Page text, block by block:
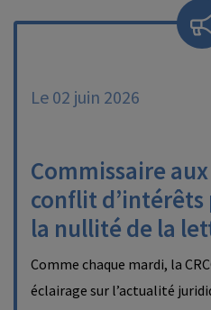
Le 02 juin 2026
Commissaire
conflit
la nullité de la
Comme chaque mardi, la
éclairage sur l’actualité